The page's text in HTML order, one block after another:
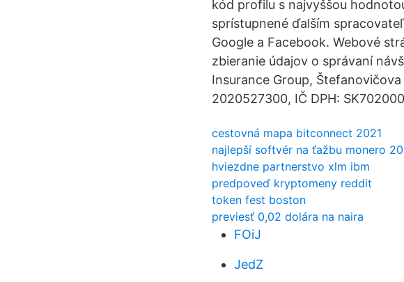
kód profilu s najvyššou
sprístupnené ďalším
Google a Facebook. Webové
zbieranie údajov o správaní
Insurance Group,
2020527300, IČ DPH:
cestovná mapa bitconnect 2021
najlepší softvér na ťažbu monero
hviezdne partnerstvo xlm ibm
predpoveď kryptomeny reddit
token fest boston
previesť 0,02 dolára na naira
FOiJ
JedZ